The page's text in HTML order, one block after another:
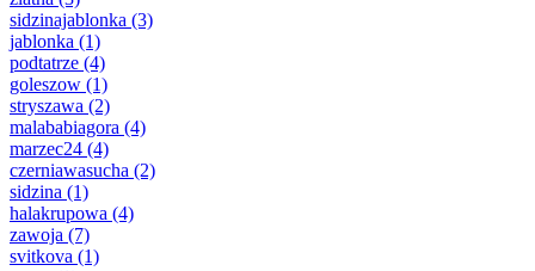
sidzinajablonka (3)
jablonka (1)
podtatrze (4)
goleszow (1)
stryszawa (2)
malababiagora (4)
marzec24 (4)
czerniawasucha (2)
sidzina (1)
halakrupowa (4)
zawoja (7)
svitkova (1)